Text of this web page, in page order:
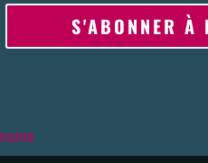
S'ABONNER À